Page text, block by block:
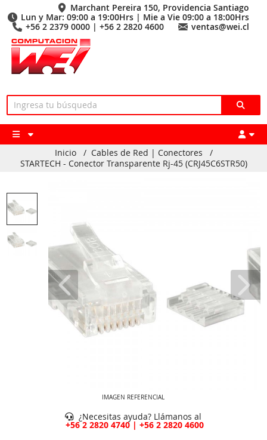
Marchant Pereira 150, Providencia Santiago
Lun y Mar: 09:00 a 19:00Hrs | Mie a Vie 09:00 a 18:00Hrs
+56 2 2379 0000 | +56 2 2820 4600
ventas@wei.cl
Inicio / Cables de Red | Conectores
/
STARTECH - Conector Transparente Rj-45 (CRJ45C6STR50)
IMAGEN REFERENCIAL
¿Necesitas ayuda? Llámanos al
+56 2 2820 4740 | +56 2 2820 4600